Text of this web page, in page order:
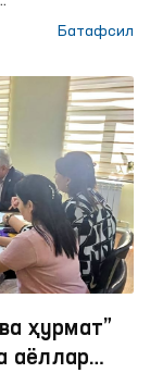
Инсон
Батафсил
ҳурмат”
аёллар